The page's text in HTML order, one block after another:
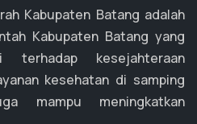
Kabupaten Batang adalah
Kabupaten Batang yang
terhadap kesejahteraan
kesehatan di samping
mampu meningkatkan